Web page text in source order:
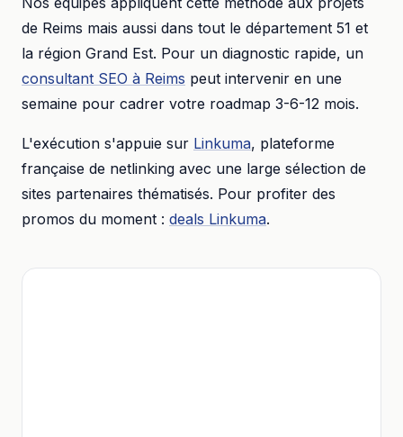
de Reims mais aussi dans tout le département 51 et
la région Grand Est. Pour un diagnostic rapide, un
consultant SEO à Reims peut intervenir en une
semaine pour cadrer votre roadmap 3-6-12 mois.
L'exécution s'appuie sur Linkuma, plateforme
française de netlinking avec une large sélection de
sites partenaires thématisés. Pour profiter des
promos du moment : deals Linkuma.